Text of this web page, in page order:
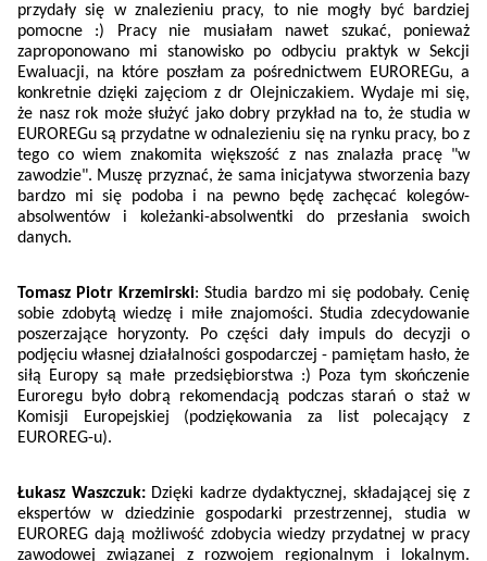
przydały się w znalezieniu pracy, to nie mogły być bardziej
pomocne :) Pracy nie musiałam nawet szukać, ponieważ
zaproponowano mi stanowisko po odbyciu praktyk w Sekcji
Ewaluacji, na które poszłam za pośrednictwem EUROREGu, a
konkretnie dzięki zajęciom z dr Olejniczakiem. Wydaje mi się,
że nasz rok może służyć jako dobry przykład na to, że studia w
EUROREGu są przydatne w odnalezieniu się na rynku pracy, bo z
tego co wiem znakomita większość z nas znalazła pracę "w
zawodzie". Muszę przyznać, że sama inicjatywa stworzenia bazy
bardzo mi się podoba i na pewno będę zachęcać kolegów-
absolwentów i koleżanki-absolwentki do przesłania swoich
danych.
Tomasz Piotr Krzemirski: Studia bardzo mi się podobały. Cenię
sobie zdobytą wiedzę i miłe znajomości. Studia zdecydowanie
poszerzające horyzonty. Po części dały impuls do decyzji o
podjęciu własnej działalności gospodarczej - pamiętam hasło, że
siłą Europy są małe przedsiębiorstwa :) Poza tym skończenie
Euroregu było dobrą rekomendacją podczas starań o staż w
Komisji Europejskiej (podziękowania za list polecający z
EUROREG-u).
Łukasz Waszczuk: Dzięki kadrze dydaktycznej, składającej się z
ekspertów w dziedzinie gospodarki przestrzennej, studia w
EUROREG dają możliwość zdobycia wiedzy przydatnej w pracy
zawodowej związanej z rozwojem regionalnym i lokalnym.